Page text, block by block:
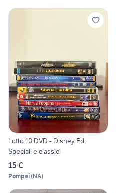
Lotto 10 DVD - Disney Ed.
Speciali e classici
15 €
Pompei(NA)